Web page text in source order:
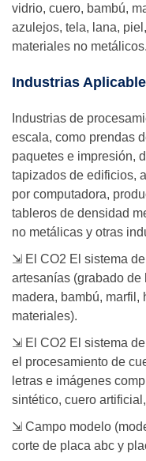
vidrio, cuero, bambú,
azulejos, tela, lana,
materiales no metálicos.
Industrias
Industrias de
escala, como prendas
paquetes e impresión,
tapizados de edificios,
por computadora,
tableros de densidad
no metálicas y otras
⇲ El CO2 El sistema
artesanías (grabado de
madera, bambú, marfil,
materiales).
⇲ El CO2 El sistema
el procesamiento de
letras e imágenes
sintético, cuero
⇲ Campo modelo
corte de placa abc y